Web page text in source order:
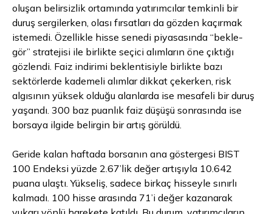
oluşan belirsizlik ortamında yatırımcılar temkinli bir
duruş sergilerken, olası fırsatları da gözden kaçırmak
istemedi. Özellikle hisse senedi piyasasında “bekle-
gör” stratejisi ile birlikte seçici alımların öne çıktığı
gözlendi. Faiz indirimi beklentisiyle birlikte bazı
sektörlerde kademeli alımlar dikkat çekerken, risk
algısının yüksek olduğu alanlarda ise mesafeli bir duruş
yaşandı. 300 baz puanlık faiz düşüşü sonrasında ise
borsaya ilgide belirgin bir artış görüldü.
Geride kalan haftada borsanın ana göstergesi BIST
100 Endeksi yüzde 2.67’lik değer artışıyla 10.642
puana ulaştı. Yükseliş, sadece birkaç hisseyle sınırlı
kalmadı. 100 hisse arasında 71’i değer kazanarak